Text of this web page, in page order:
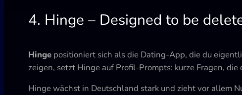
4. Hinge – Designed to be
Hinge positioniert sich als die Dating-App, die du
zeigen, setzt Hinge auf Profil-Prompts: kurze Fragen,
Hinge wächst in Deutschland stark und zieht vor allem